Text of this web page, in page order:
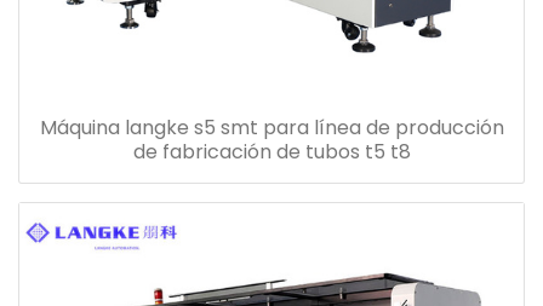
Máquina langke s5 smt para línea de producción
de fabricación de tubos t5 t8